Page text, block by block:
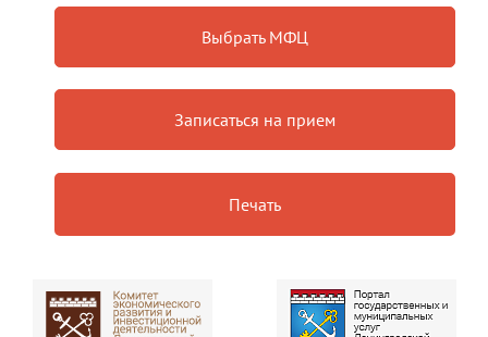
Выбрать МФЦ
Записаться на прием
Печать